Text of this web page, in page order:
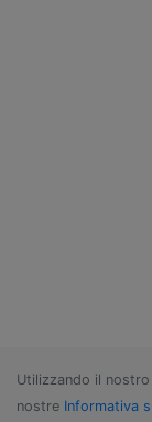
Utilizzando il
nostre Informativa